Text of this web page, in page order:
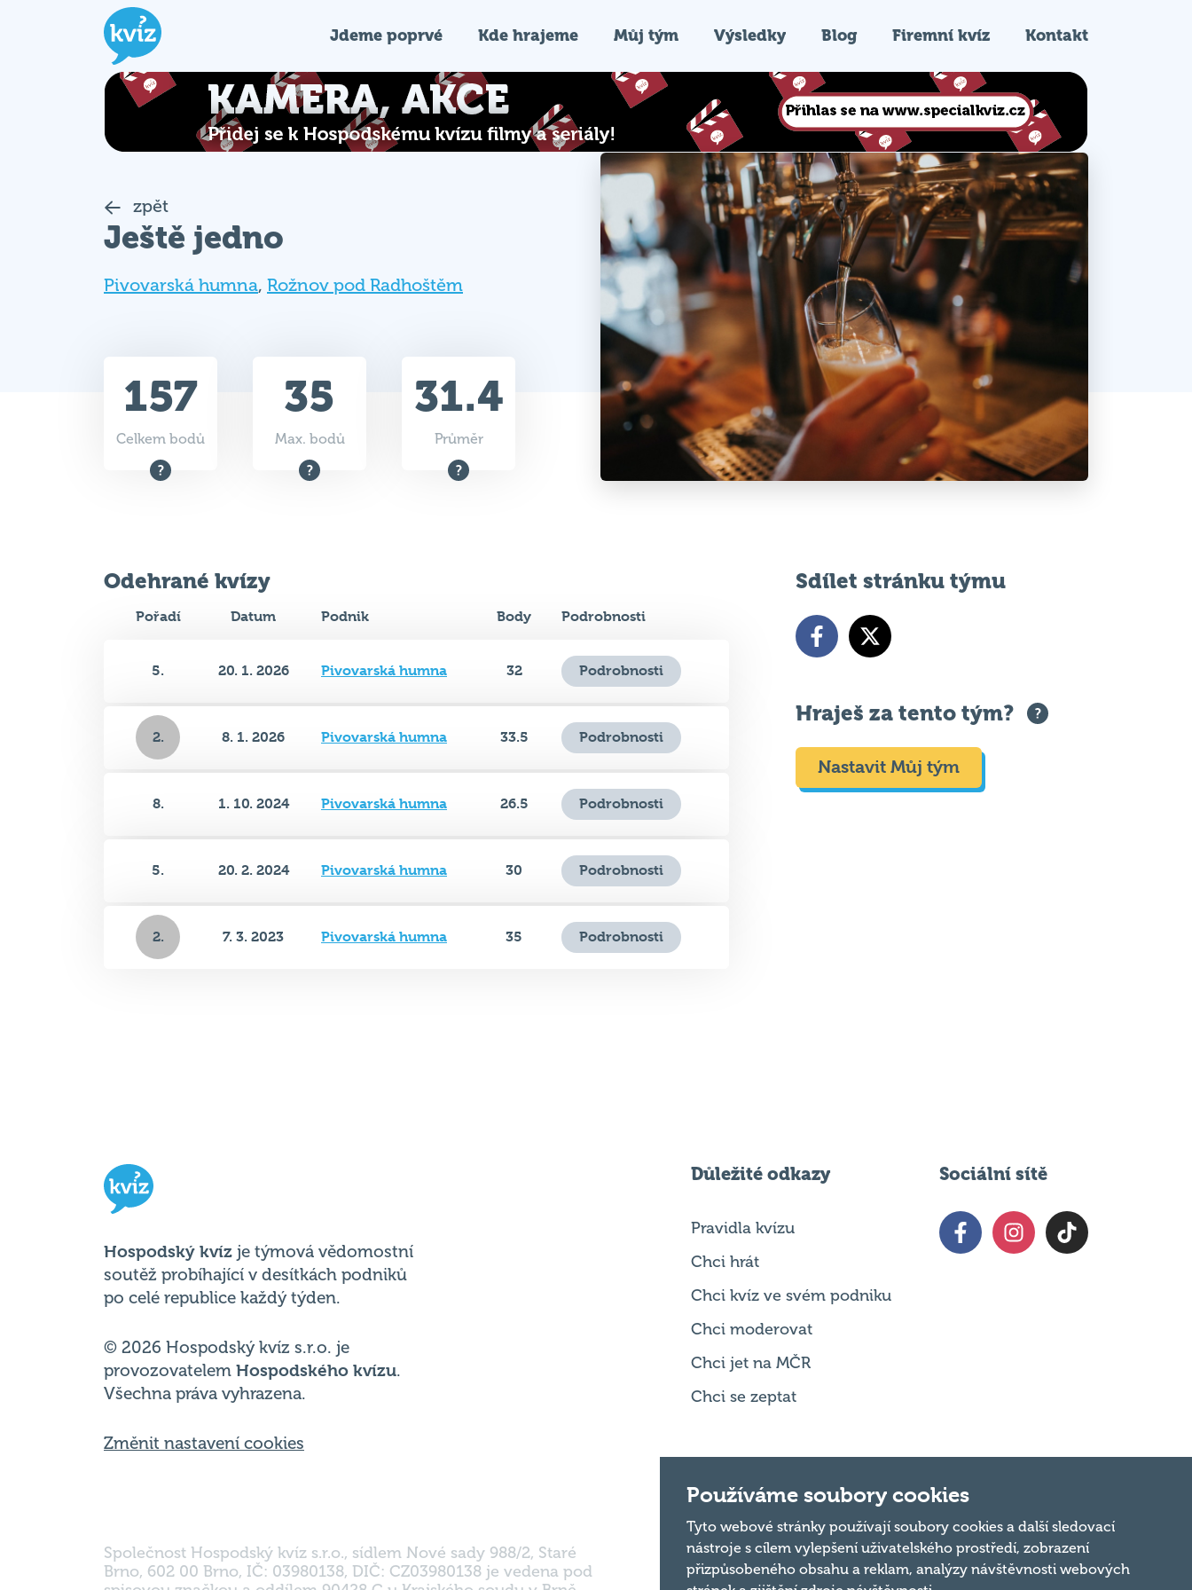
Jdeme poprvé Kde hrajeme Můj tým Výsledky Blog Firemní kvíz Kontakt
zpět
Ještě jedno
Pivovarská humna, Rožnov pod Radhoštěm
157
Celkem bodů
35
Max. bodů
31.4
Průměr
Odehrané kvízy
Pořadí Datum Podnik Body Podrobnosti
5. 20. 1. 2026 Pivovarská humna 32 Podrobnosti
2. 8. 1. 2026 Pivovarská humna 33.5 Podrobnosti
8. 1. 10. 2024 Pivovarská humna 26.5 Podrobnosti
5. 20. 2. 2024 Pivovarská humna 30 Podrobnosti
2. 7. 3. 2023 Pivovarská humna 35 Podrobnosti
Sdílet stránku týmu
Hraješ za tento tým?
Nastavit Můj tým
Hospodský kvíz je týmová vědomostní
soutěž probíhající v desítkách podniků
po celé republice každý týden.
© 2026 Hospodský kvíz s.r.o. je
provozovatelem Hospodského kvízu.
Všechna práva vyhrazena.
Změnit nastavení cookies
Důležité odkazy
Pravidla kvízu
Chci hrát
Chci kvíz ve svém podniku
Chci moderovat
Chci jet na MČR
Chci se zeptat
Sociální sítě
Společnost Hospodský kvíz s.r.o., sídlem Nové sady 988/2, Staré
Brno, 602 00 Brno, IČ: 03980138, DIČ: CZ03980138 je vedena pod
Nahoru
Používáme soubory cookies
Tyto webové stránky používají soubory cookies a další sledovací
nástroje s cílem vylepšení uživatelského prostředí, zobrazení
přizpůsobeného obsahu a reklam, analýzy návštěvnosti webových